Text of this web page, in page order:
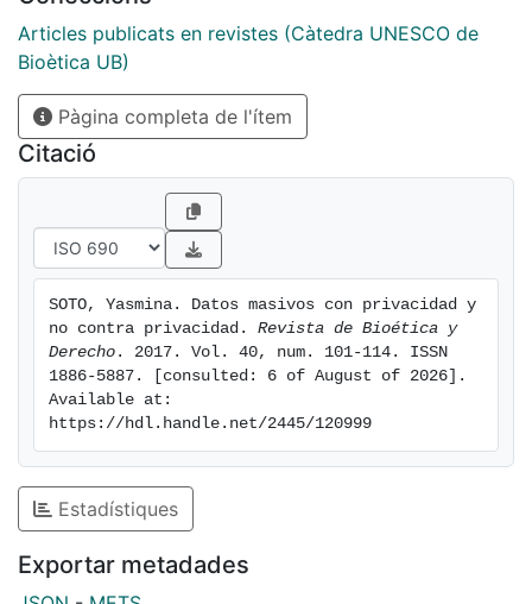
sido autorizadas. Derechos del usuario como
privacidad, confidencialidad y autonomía quedan
vulnerados. Los datos manejados de forma
responsable son una herramienta útil para facilitar
actos cotidianos, pero, empleados equivocadamente
pueden convertirse en una fuente de discriminación y
coacción de la autonomía.
Articles publicats en revistes (Càtedra UNESCO de
Bioètica UB)
Pàgina completa de l'ítem
Citació
SOTO, Yasmina. Datos masivos con privacidad y
no contra privacidad. Revista de Bioética y
Derecho . 2017. Vol. 40, num. 101-114. ISSN
1886-5887. [consulted: 6 of August of 2026].
Available at:
https://hdl.handle.net/2445/120999
Estadístiques
Exportar metadades